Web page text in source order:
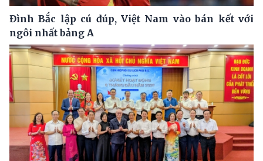
Đình Bắc lập cú đúp, Việt Nam vào bán kết với
ngôi nhất bảng A